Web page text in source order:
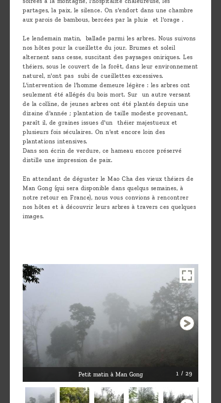
partages, la paix, le silence. On s'endort dans une chambre
aux parois de bambous, bercées par la pluie et l'orage .
Le lendemain matin, ballade parmi les arbres. Nous suivons
nos hôtes pour la cueillette du jour. Brumes et soleil
alternent sans cesse, suscitant des paysages oniriques. Les
théiers, sous le couvert de la forêt, dans leur environnement
naturel, n'ont pas subi de cueillettes excessives.
L'intervention de l'homme demeure légère : les arbres ont
seulement été allégés du bois mort. Sur un autre versant
de la colline, de jeunes arbres ont été plantés depuis une
dizaine d'année ; plantation de taille modeste provenant,
paraît il, de graines issues d'un théier majestueux et
plusieurs fois séculaires. On n'est encore loin des
plantations intensives.
Dans son écrin de verdure, ce hameau encore préservé
distille une impression de paix.
En attendant de déguster le Mao Cha des vieux théiers de
Man Gong (qui sera disponible dans quelqus semaines, à
notre retour en France), nous vous convions à rencontrer
nos hôtes et à découvrir leurs arbres à travers ces quelques
images.
Petit matin à Man Gong 1 / 29